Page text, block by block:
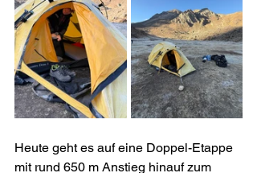
Heute geht es auf eine Doppel-Etappe
mit rund 650 m Anstieg hinauf zum